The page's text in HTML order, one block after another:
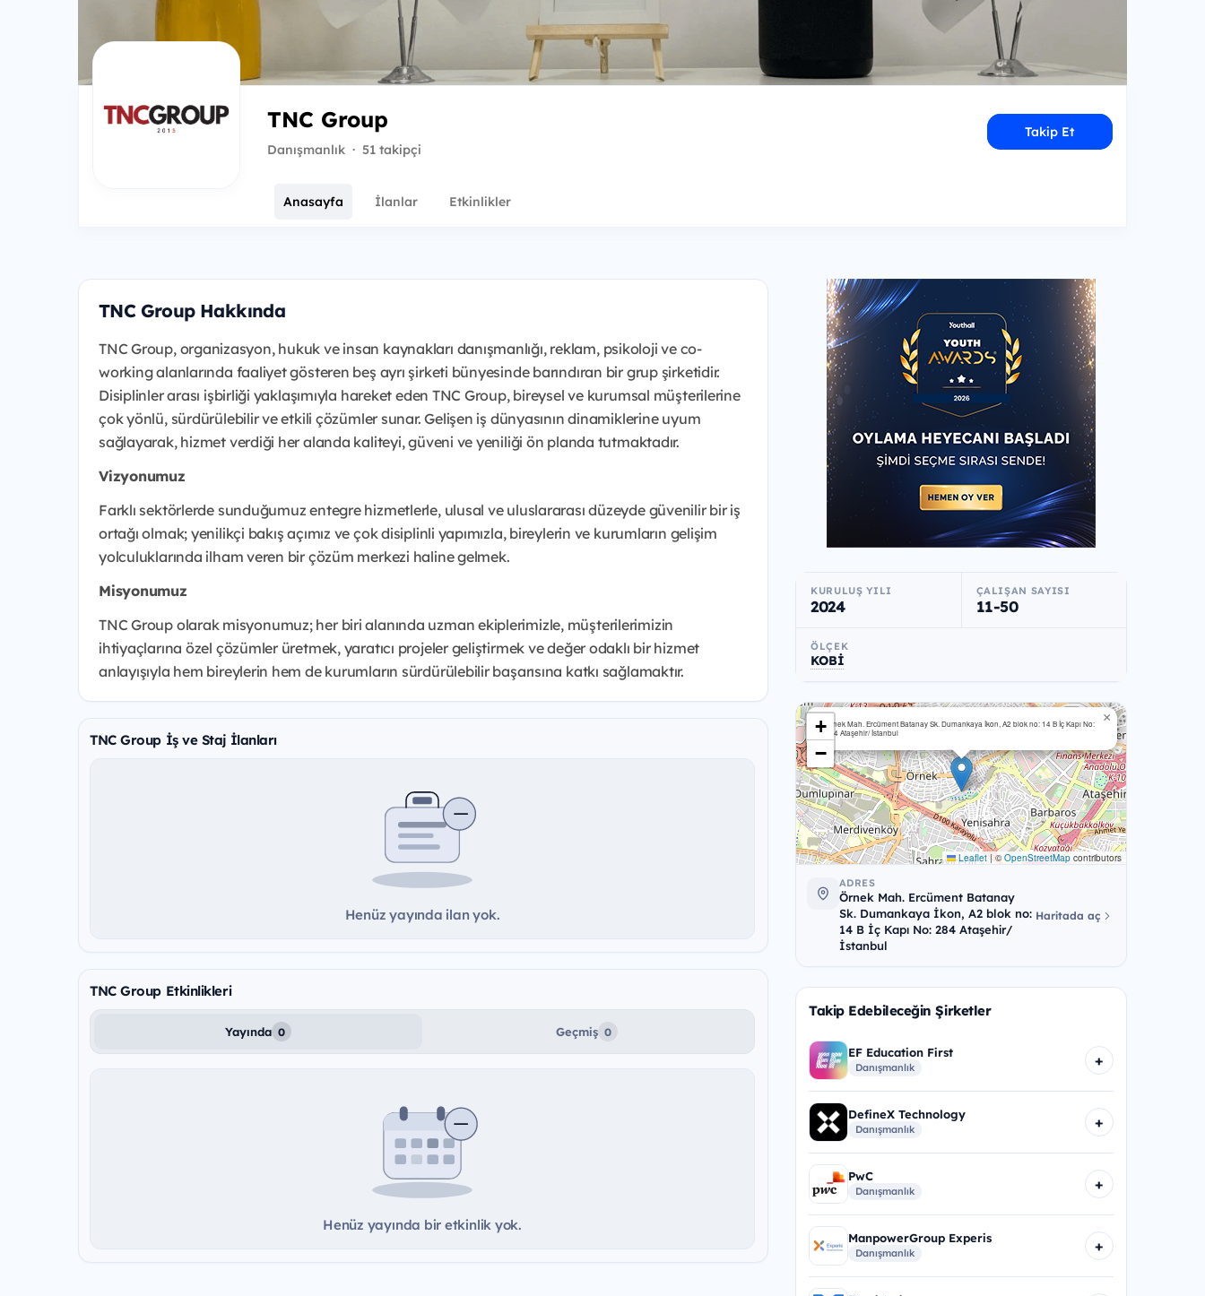
TNC Group
Danışmanlık · 51 takipçi
Takip Et
Anasayfa İlanlar Etkinlikler
TNC Group Hakkında
TNC Group, organizasyon, hukuk ve insan kaynakları danışmanlığı, reklam, psikoloji ve co-
working alanlarında faaliyet gösteren beş ayrı şirketi bünyesinde barındıran bir grup şirketidir.
Disiplinler arası işbirliği yaklaşımıyla hareket eden TNC Group, bireysel ve kurumsal müşterilerine
çok yönlü, sürdürülebilir ve etkili çözümler sunar. Gelişen iş dünyasının dinamiklerine uyum
sağlayarak, hizmet verdiği her alanda kaliteyi, güveni ve yeniliği ön planda tutmaktadır.
Vizyonumuz
Farklı sektörlerde sunduğumuz entegre hizmetlerle, ulusal ve uluslararası düzeyde güvenilir bir iş
ortağı olmak; yenilikçi bakış açımız ve çok disiplinli yapımızla, bireylerin ve kurumların gelişim
yolculuklarında ilham veren bir çözüm merkezi haline gelmek.
Misyonumuz
TNC Group olarak misyonumuz; her biri alanında uzman ekiplerimizle, müşterilerimizin
ihtiyaçlarına özel çözümler üretmek, yaratıcı projeler geliştirmek ve değer odaklı bir hizmet
anlayışıyla hem bireylerin hem de kurumların sürdürülebilir başarısına katkı sağlamaktır.
TNC Group İş ve Staj İlanları
Henüz yayında ilan yok.
TNC Group Etkinlikleri
Yayında 0 Geçmiş 0
Henüz yayında bir etkinlik yok.
KURULUŞ YILI
2024
ÇALIŞAN SAYISI
11-50
ÖLÇEK
KOBİ
Örnek Mah. Ercüment Batanay Sk. Dumankaya İkon, A2 blok no: 14 B İç Kapı No:
284 Ataşehir/ İstanbul
×
+
−
Leaflet | ©OpenStreetMapcontributors
ADRES
Örnek Mah. Ercüment Batanay
Sk. Dumankaya İkon, A2 blok no:
14 B İç Kapı No: 284 Ataşehir/
İstanbul
Haritada aç
Takip Edebileceğin Şirketler
EF Education First
Danışmanlık +
DefineX Technology
Danışmanlık +
PwC
Danışmanlık +
ManpowerGroup Experis
Danışmanlık +